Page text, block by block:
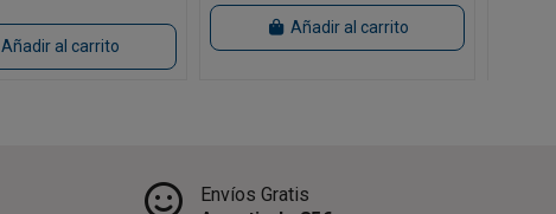
Añadir al carrito
Añadir al carrito
Envíos Gratis